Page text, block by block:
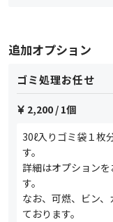
追加オプション
ゴミ処理お任せ
2,200 / 1個
30ℓ入りゴミ袋１枚
す。
詳細はオプション
す。
なお、可燃、ビン
ております。